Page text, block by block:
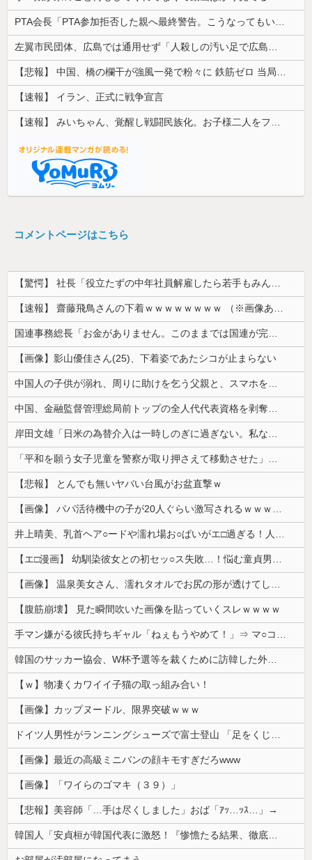
【速報】 イラン、正式に戦争宣言
コメントページはこちら
【驚愕】 社長「役立たずの中年社員解雇したら若手もみんな辞めてしまった…」
【速報】 齋藤飛鳥さんの下着ｗｗｗｗｗｗｗｗ （※画像あり）
国連事務総長「お金がありません。このままでは国連が完全崩壊します。助けて下さい」
【画像】影山優佳さん(25)、下着姿であたシコが止まらない
中国人の子供が溺れ、周りに助けを乞う父親と、スマホを向けてインプレ稼ぎの見物人
中国、金融監督管理総局前トップの全人代代表資格を剥奪…重大な規律違反で！
岸田文雄「日米の為替介入は一時しのぎに過ぎない。私なら円を強くすることが出来る」
「平和を願う女子児童を警察が取り押さえて移動させた」と市民団体が告発、「児童……どこ？」とガチで困惑する人が続出
【悲報】 とんでも無いヤバい台風がお盆直撃ｗ
【画像】 パパ活待機中の子が20人ぐらい激写されるｗｗｗｗｗｗｗｗｗｗｗ
井上晴美、乳首ヘア○ードや濡れ場お○ぱいがエ□過ぎる！人生最後のラスト写真集、最高！！
【エ□漫画】 幼馴染彼女との初セッ○ス失敗…！悩む童貞男子にクラスメイトのギャルJKが優しく近づきオチ○ポよしよしされちゃう…！
【画像】 温泉美女さん、濡れタオルでお尻の形が透けてしまう
【腹筋崩壊】 見た瞬間吹いた画像を貼っていくスレｗｗｗｗ
手マン嫌がる彼氏持ちギャル「ねぇもうやめて！」⇒ マ○コは正直だった結果…
韓国のサッカー協会、W杯予選等を裁くために訪韓した外国人審判を「性接待」していた……大して強くもないチームが潤沢な予算を持ってりゃそうなるわな
【ｗ】物凄くカワイイ子猫の取っ組み合い！
【画像】カップヌードル、限界突破ｗｗｗ
ドイツ人男性がランニングシューズで富士登山 「足をくじいて動けない」
【画像】最近の高級ミニバンの顔キモすぎだろwww
【画像】「ワイらのゴマキ（３９）」
【悲報】美容師「…手は尽くしました」おば「ｱｯ…ｯｽ…」→
韓国人「安貞桓が韓国代表に激怒！『惨憺たる結果、徹底的な刷新が必要だ』と監督や協会を痛烈批判」